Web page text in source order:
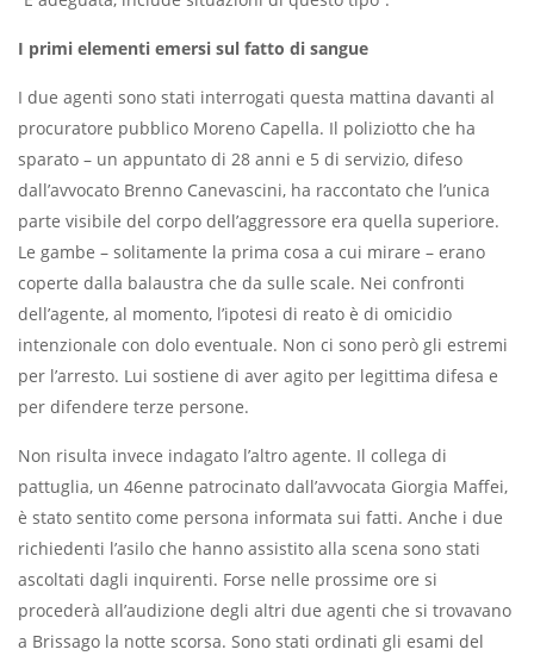
I primi elementi emersi sul fatto di sangue
I due agenti sono stati interrogati questa mattina davanti al
procuratore pubblico Moreno Capella. Il poliziotto che ha
sparato – un appuntato di 28 anni e 5 di servizio, difeso
dall’avvocato Brenno Canevascini, ha raccontato che l’unica
parte visibile del corpo dell’aggressore era quella superiore.
Le gambe – solitamente la prima cosa a cui mirare – erano
coperte dalla balaustra che da sulle scale. Nei confronti
dell’agente, al momento, l’ipotesi di reato è di omicidio
intenzionale con dolo eventuale. Non ci sono però gli estremi
per l’arresto. Lui sostiene di aver agito per legittima difesa e
per difendere terze persone.
Non risulta invece indagato l’altro agente. Il collega di
pattuglia, un 46enne patrocinato dall’avvocata Giorgia Maffei,
è stato sentito come persona informata sui fatti. Anche i due
richiedenti l’asilo che hanno assistito alla scena sono stati
ascoltati dagli inquirenti. Forse nelle prossime ore si
procederà all’audizione degli altri due agenti che si trovavano
a Brissago la notte scorsa. Sono stati ordinati gli esami del